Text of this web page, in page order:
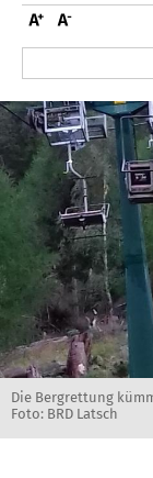
Die Bergrettung
Foto: BRD Latsch